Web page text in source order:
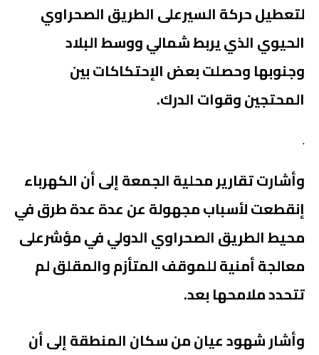
لتعطيل حركة السيرعلى الطريق الصحراوي
الحيوي الذي يربط شمالي ووسط البلاد
وجنوبها وحصلت بعض الإحتكاكات بين
المحتجين وقوات الدرك.
.
وأشارت تقارير محلية الجمعة إلى أن الكهرباء
إنقطعت لأسباب مجهولة عن عدة عدة طرق في
محيط الطريق الصحراوي الدولي في مؤشرعلى
معالجة أمنية للموقف المتأزم والمقلق لم
تتحدد ملامحها بعد.
وأشار شهود عيان من سكان المنطقة إلى أن